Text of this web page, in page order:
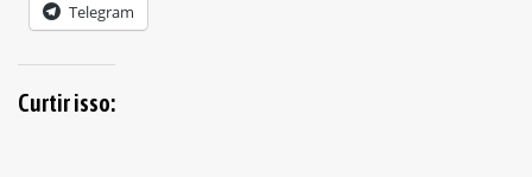
Telegram
Curtir isso: